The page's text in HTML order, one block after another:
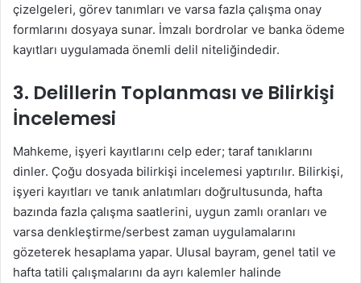
çizelgeleri, görev tanımları ve varsa fazla çalışma onay
formlarını dosyaya sunar. İmzalı bordrolar ve banka ödeme
kayıtları uygulamada önemli delil niteliğindedir.
3. Delillerin Toplanması ve Bilirkişi
İncelemesi
Mahkeme, işyeri kayıtlarını celp eder; taraf tanıklarını
dinler. Çoğu dosyada bilirkişi incelemesi yaptırılır. Bilirkişi,
işyeri kayıtları ve tanık anlatımları doğrultusunda, hafta
bazında fazla çalışma saatlerini, uygun zamlı oranları ve
varsa denkleştirme/serbest zaman uygulamalarını
gözeterek hesaplama yapar. Ulusal bayram, genel tatil ve
hafta tatili çalışmalarını da ayrı kalemler halinde